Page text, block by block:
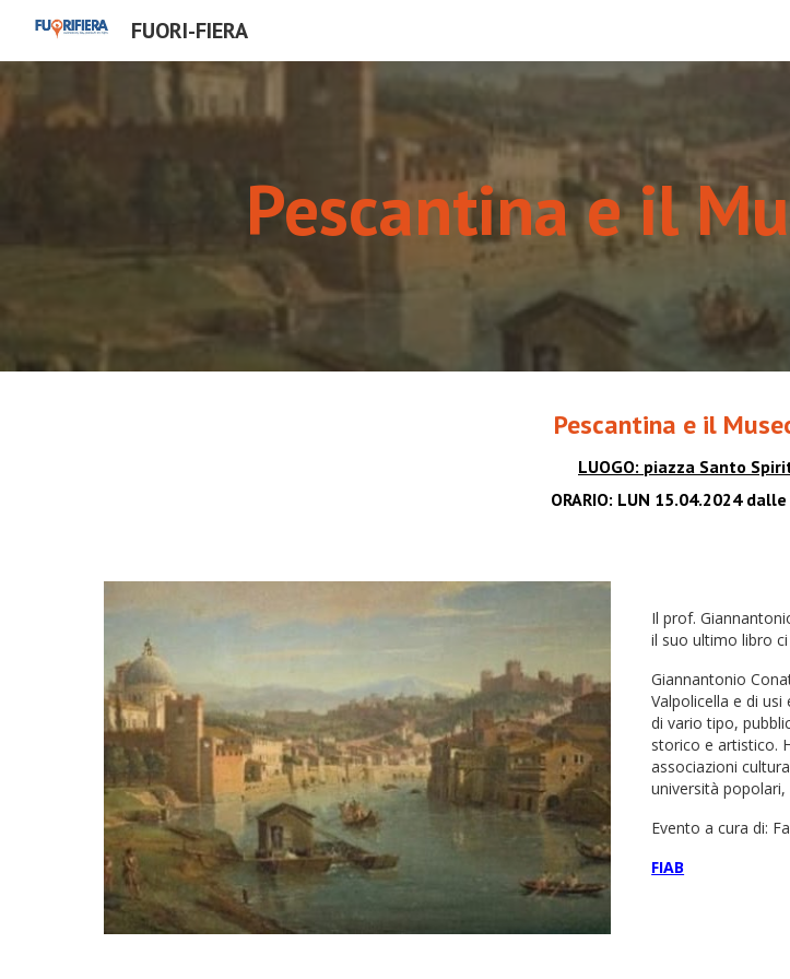
FUORI-FIERA
Pescantina e il
Pescantina e il
LUOGO: piazza Santo
ORARIO: LUN 15.04.2024 dalle
Il prof.
il suo ultimo libro
Giannantonio
Valpolicella e di
di vario tipo,
storico e artistico.
associazioni
università
Evento a cura di:
FIAB